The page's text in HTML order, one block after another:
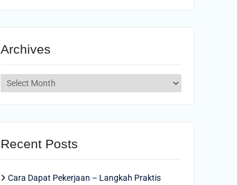
Archives
Archives
Recent Posts
Cara Dapat Pekerjaan – Langkah Praktis